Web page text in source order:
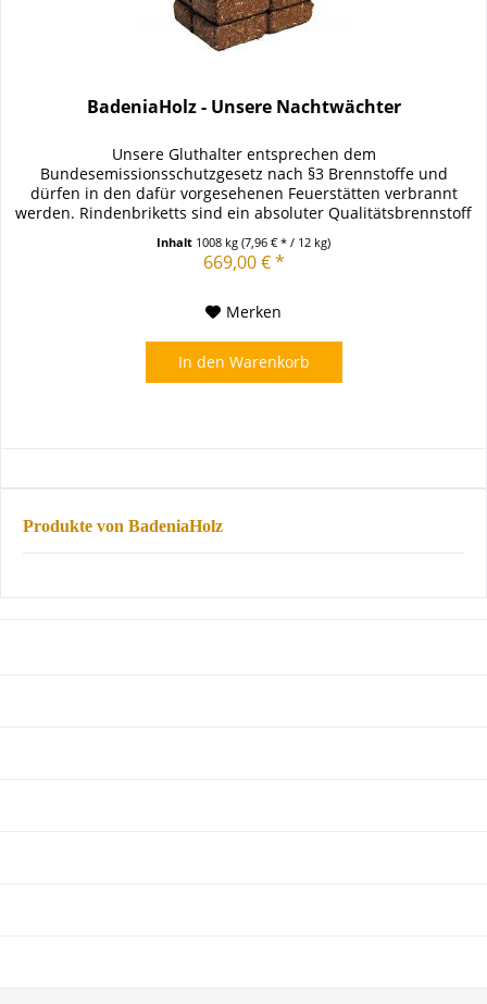
BadeniaHolz - Unsere Nachtwächter
Unsere Gluthalter entsprechen dem
Bundesemissionsschutzgesetz nach §3 Brennstoffe und
dürfen in den dafür vorgesehenen Feuerstätten verbrannt
werden. Rindenbriketts sind ein absoluter Qualitätsbrennstoff
Inhalt 1008 kg(7,96 € * / 12 kg)
669,00 € *
Merken
In den Warenkorb
Produkte von BadeniaHolz